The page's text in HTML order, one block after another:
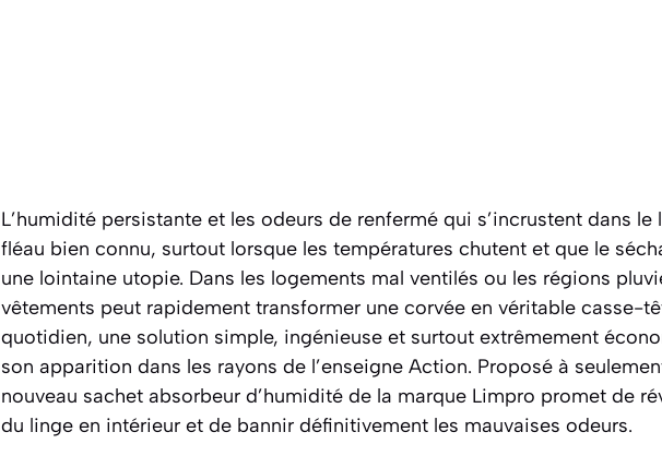
L’humidité persistante et les odeurs de renfermé qui s’incrustent dans
fléau bien connu, surtout lorsque les températures chutent et que le
une lointaine utopie. Dans les logements mal ventilés ou les régions
vêtements peut rapidement transformer une corvée en véritable casse-
quotidien, une solution simple, ingénieuse et surtout extrêmement
son apparition dans les rayons de l’enseigne Action. Proposé à
nouveau sachet absorbeur d’humidité de la marque Limpro promet de
du linge en intérieur et de bannir définitivement les mauvaises odeurs.